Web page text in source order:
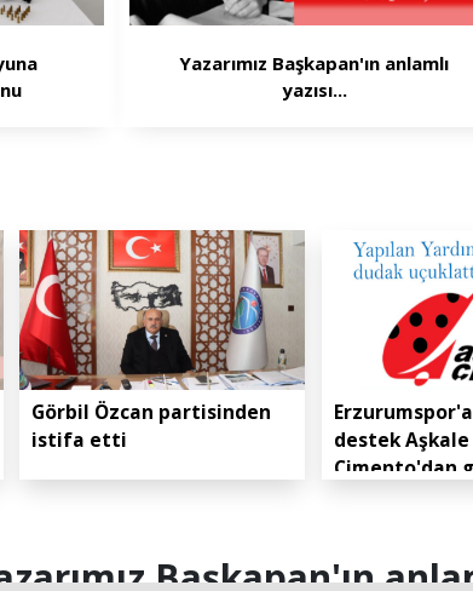
Yazarımız Başkapan'ın anlamlı
yazısı...
Görbil Özcan partisinden
istifa etti
destek Aşkale
Çimento'dan
Başkapan'ın